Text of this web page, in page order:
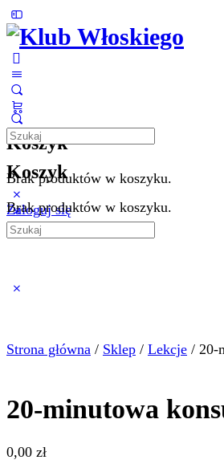
Side
Panel
Koszyk
Brak produktów w koszyku.
Zaloguj się
Koszyk
Brak produktów w koszyku.
Search
for:
Search
Strona główna / Sklep / Lekcje / 20-
20-minutowa
0,00 zł